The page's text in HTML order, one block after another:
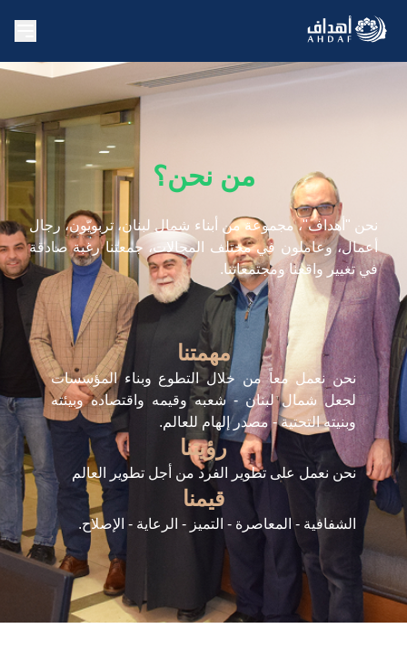
من نحن؟
نحن "أهداف"، مجموعة من أبناء شمال لبنان، تربويّون، رجال
أعمال، وعاملون في مختلف المجالات، جمعتنا رغبة صادقة
في تغيير واقعنا ومجتمعاتنا.
مهمتنا
نحن نعمل معاً من خلال التطوع وبناء المؤسسات
لجعل شمال لبنان - شعبه وقيمه واقتصاده وبيئته
وبنيته التحتية - مصدر إلهام للعالم.
رؤيتنا
نحن نعمل على تطوير الفرد من أجل تطوير العالم
قيمنا
الشفافية - المعاصرة - التميز - الرعاية - الإصلاح.